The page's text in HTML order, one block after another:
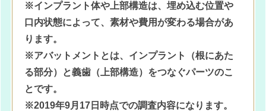
※インプラント体や上部構造は、埋め込む位置や
口内状態によって、素材や費用が変わる場合があ
ります。
※アバットメントとは、インプラント（根にあた
る部分）と義歯（上部構造）をつなぐパーツのこ
とです。
※2019年9月17日時点での調査内容になります。